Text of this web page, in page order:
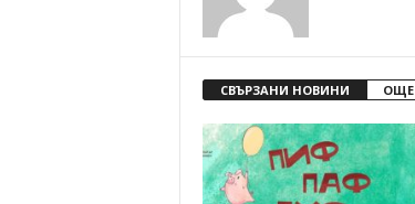
СВЪРЗАНИ НОВИНИ ОЩЕ